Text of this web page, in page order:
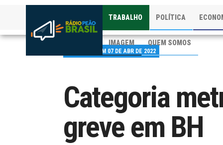
TRABALHO POLÍTICA
IMAGEM QUEM SOMOS
PUBLICADO EM 07 DE ABR DE 2022
Categoria
greve em BH